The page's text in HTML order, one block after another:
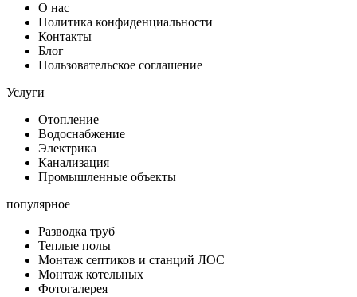
О нас
Политика конфиденциальности
Контакты
Блог
Пользовательское соглашение
Услуги
Отопление
Водоснабжение
Электрика
Канализация
Промышленные объекты
популярное
Разводка труб
Теплые полы
Монтаж септиков и станций ЛОС
Монтаж котельных
Фотогалерея